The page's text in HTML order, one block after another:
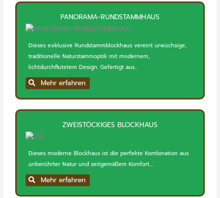
PANORAMA-RUNDSTAMMHAUS
Dieses exklusive Rundstammblockhaus vereint urwüchsige,
traditionelle Naturstammoptik mit modernem,
lichtdurchflutetem Design. Gefertigt aus...
Mehr erfahren
ZWEISTÖCKIGES BLOCKHAUS
Dieses moderne Blockhaus ist die perfekte Kombination aus
unberührter Natur und zeitgemäßem Komfort....
Mehr erfahren